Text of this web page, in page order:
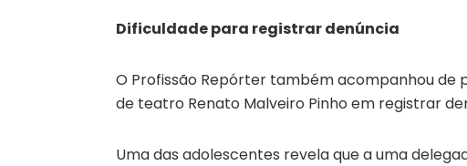
Dificuldade para registrar denúncia
O Profissão Repórter também acompanhou de
de teatro Renato Malveiro Pinho em registrar
Uma das adolescentes revela que a uma